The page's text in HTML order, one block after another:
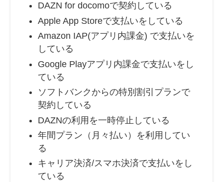
DAZN for docomoで契約している
Apple App Storeで支払いをしている
Amazon IAP(アプリ内課金) で支払いを
している
​Google Playアプリ内課金で支払いをし
ている
ソフトバンクからの特別割引プランで
契約している
DAZNの利用を一時停止している
年間プラン（月々払い）を利用してい
る
キャリア決済/スマホ決済で支払いをし
ている